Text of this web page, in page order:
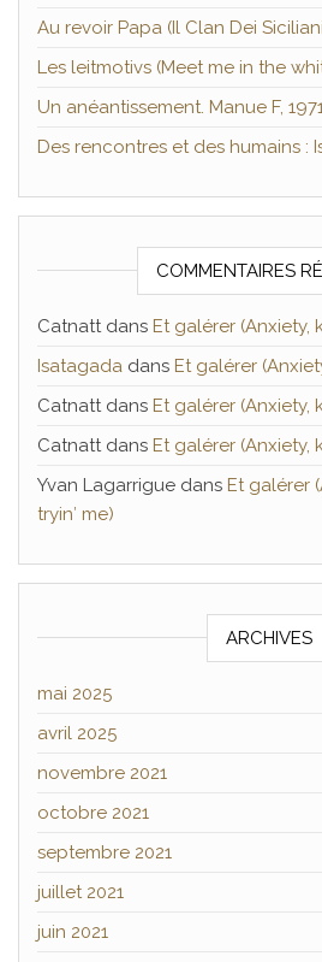
Au revoir Papa (Il Clan Dei
Les leitmotivs (Meet me in the
Un anéantissement. Manue F,
Des rencontres et des humains :
COMMENTAIRES
Catnattdans Et galérer (Anxiety,
Isatagada dans Et galérer
Catnattdans Et galérer (Anxiety,
Catnattdans Et galérer (Anxiety,
Yvan Lagarrigue dans Et galérer
tryin′ me)
ARCHIVES
mai 2025
avril 2025
novembre 2021
octobre 2021
septembre 2021
juillet 2021
juin 2021